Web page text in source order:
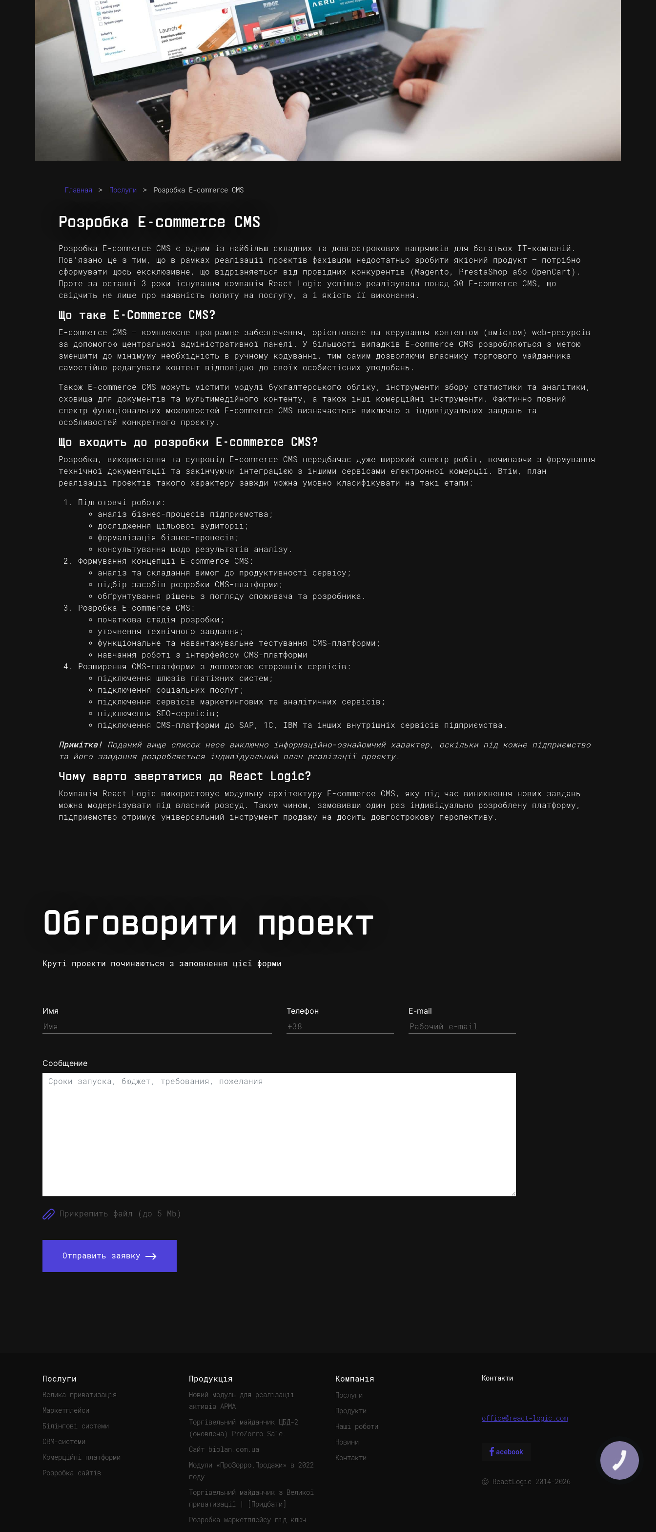
Главная > Послуги > Розробка E-commerce CMS
Розробка E-commerce CMS
Розробка E-commerce CMS є одним із найбільш складних та довгострокових напрямків для багатьох IT-компаній.
Пов’язано це з тим, що в рамках реалізації проєктів фахівцям недостатньо зробити якісний продукт – потрібно
сформувати щось ексклюзивне, що відрізняється від провідних конкурентів (Magento, PrestaShop або OpenCart).
Проте за останні 3 роки існування компанія React Logic успішно реалізувала понад 30 E-commerce CMS, що
свідчить не лише про наявність попиту на послугу, а і якість її виконання.
Що таке E-Commerce CMS?
E-commerce CMS – комплексне програмне забезпечення, орієнтоване на керування контентом (вмістом) web-ресурсів
за допомогою центральної адміністративної панелі. У більшості випадків E-commerce CMS розробляються з метою
зменшити до мінімуму необхідність в ручному кодуванні, тим самим дозволяючи власнику торгового майданчика
самостійно редагувати контент відповідно до своїх особистісних уподобань.
Також E-commerce CMS можуть містити модулі бухгалтерського обліку, інструменти збору статистики та аналітики,
сховища для документів та мультимедійного контенту, а також інші комерційні інструменти. Фактично повний
спектр функціональних можливостей E-commerce CMS визначається виключно з індивідуальних завдань та
особливостей конкретного проєкту.
Що входить до розробки E-commerce CMS?
Розробка, використання та супровід E-commerce CMS передбачає дуже широкий спектр робіт, починаючи з формування
технічної документації та закінчуючи інтеграцією з іншими сервісами електронної комерції. Втім, план
реалізації проєктів такого характеру завжди можна умовно класифікувати на такі етапи:
Підготовчі роботи:
аналіз бізнес-процесів підприємства;
дослідження цільової аудиторії;
формалізація бізнес-процесів;
консультування щодо результатів аналізу.
Формування концепції E-commerce CMS:
аналіз та складання вимог до продуктивності сервісу;
підбір засобів розробки CMS-платформи;
обґрунтування рішень з погляду споживача та розробника.
Розробка E-commerce CMS:
початкова стадія розробки;
уточнення технічного завдання;
функціональне та навантажувальне тестування CMS-платформи;
навчання роботі з інтерфейсом CMS-платформи
Розширення CMS-платформи з допомогою сторонніх сервісів:
підключення шлюзів платіжних систем;
підключення соціальних послуг;
підключення сервісів маркетингових та аналітичних сервісів;
підключення SEO-сервісів;
підключення CMS-платформи до SAP, 1С, IBM та інших внутрішніх сервісів підприємства.
Примітка! Поданий вище список несе виключно інформаційно-ознайомчий характер, оскільки під кожне підприємство
та його завдання розробляється індивідуальний план реалізації проєкту.
Чому варто звертатися до React Logic?
Компанія React Logic використовує модульну архітектуру E-commerce CMS, яку під час виникнення нових завдань
можна модернізувати під власний розсуд. Таким чином, замовивши один раз індивідуально розроблену платформу,
підприємство отримує універсальний інструмент продажу на досить довгострокову перспективу.
Обговорити проект
Круті проекти починаються з заповнення цієї форми
Имя Телефон E-mail
Сообщение
Прикрепить файл (до 5 Mb)
Отправить заявку
Послуги
Велика приватизація
Маркетплейси
Білінгові системи
CRM-системи
Комерційні платформи
Розробка сайтів
Продукція
Новий модуль для реалізації
активів АРМА
Торгівельний майданчик ЦБД-2
(оновлена) ProZorro Sale.
Сайт biolan.com.ua
Модули «ПроЗорро.Продажи» в 2022
году
Торгівельний майданчик з Великої
приватизації | [Придбати]
Розробка маркетплейсу під ключ
Компанія
Послуги
Продукти
Наші роботи
Новини
Контакти
Контакти
office@react-logic.com
acebook
Ⓒ ReactLogic 2014-2026